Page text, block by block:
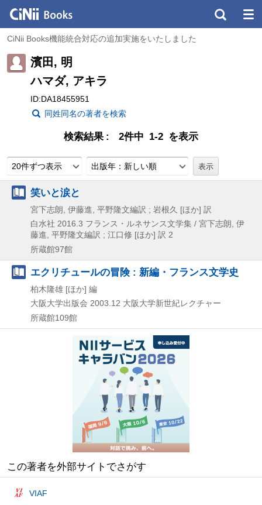
CiNii Books機能統合対応の追加実施をいたしました
濱田, 明
ハマダ, アキラ
ID:DA18455951
同姓同名の著者を検索
検索結果 2件中 1-2 を表示
20件ずつ表示 出版年：新しい順
笑いと涙と
宮下志朗, 伊藤進, 平野隆文編訳 ; 岩根久 [ほか] 訳
白水社 2016.3 フランス・ルネサンス文学集 / 宮下志朗, 伊
藤進, 平野隆文編訳 ; 江口修 [ほか] 訳 2
所蔵館97館
エクリチュールの冒険 : 新編・フランス文学史
柏木隆雄 [ほか] 編
大阪大学出版会 2003.12 大阪大学新世紀レクチャー
所蔵館109館
この著者を外部サイトでさがす
VIAF